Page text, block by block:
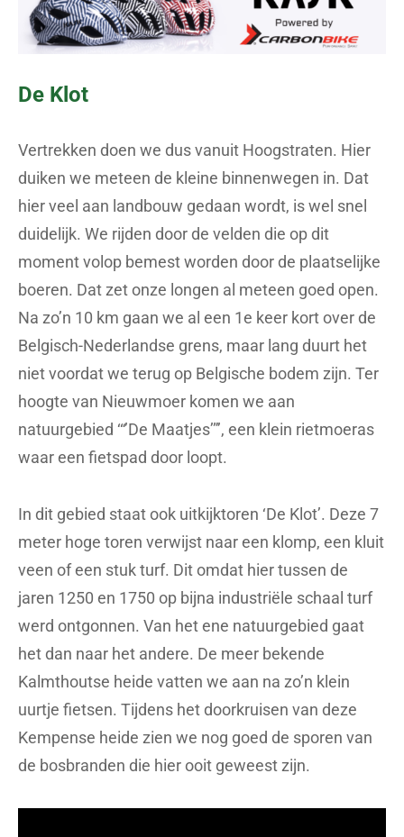
De Klot
Vertrekken doen we dus vanuit Hoogstraten. Hier
duiken we meteen de kleine binnenwegen in. Dat
hier veel aan landbouw gedaan wordt, is wel snel
duidelijk. We rijden door de velden die op dit
moment volop bemest worden door de plaatselijke
boeren. Dat zet onze longen al meteen goed open.
Na zo’n 10 km gaan we al een 1e keer kort over de
Belgisch-Nederlandse grens, maar lang duurt het
niet voordat we terug op Belgische bodem zijn. Ter
hoogte van Nieuwmoer komen we aan
natuurgebied ‘“’De Maatjes’”’, een klein rietmoeras
waar een fietspad door loopt.
In dit gebied staat ook uitkijktoren ‘De Klot’. Deze 7
meter hoge toren verwijst naar een klomp, een kluit
veen of een stuk turf. Dit omdat hier tussen de
jaren 1250 en 1750 op bijna industriële schaal turf
werd ontgonnen. Van het ene natuurgebied gaat
het dan naar het andere. De meer bekende
Kalmthoutse heide vatten we aan na zo’n klein
uurtje fietsen. Tijdens het doorkruisen van deze
Kempense heide zien we nog goed de sporen van
de bosbranden die hier ooit geweest zijn.